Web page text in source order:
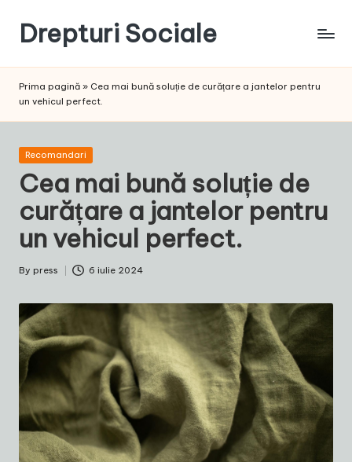
content
Drepturi Sociale
Sociale:
Schimbarea
Noastră!
Prima pagină » Cea mai bună soluție de curățare a jantelor pentru
un vehicul perfect.
Posted
Recomandari
Cea mai bună soluție de
curățare a jantelor pentru
un vehicul perfect.
Posted
By press 6 iulie 2024